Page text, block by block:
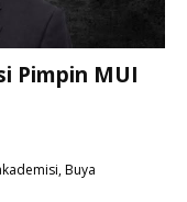
Pimpin MUI
Buya